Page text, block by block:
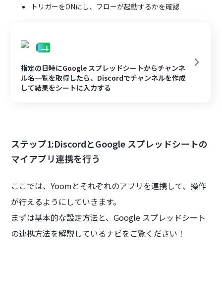
トリガーをONにし、フローが起動するかを確認
指定の日時にGoogle スプレッドシートからチャンネ
ル名一覧を取得したら、Discordでチャンネルを作成
して結果をシートに入力する
ステップ1:DiscordとGoogle スプレッドシートの
マイアプリ連携を行う
ここでは、Yoomとそれぞれのアプリを連携して、操作
が行えるようにしていきます。
まずは基本的な設定方法と、Google スプレッドシート
の連携方法を解説しているナビをご覧ください！